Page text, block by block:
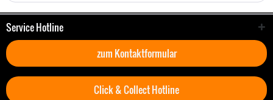
Service Hotline
zum Kontaktformular
Click & Collect Hotline